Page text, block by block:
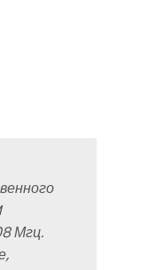
Мгц.